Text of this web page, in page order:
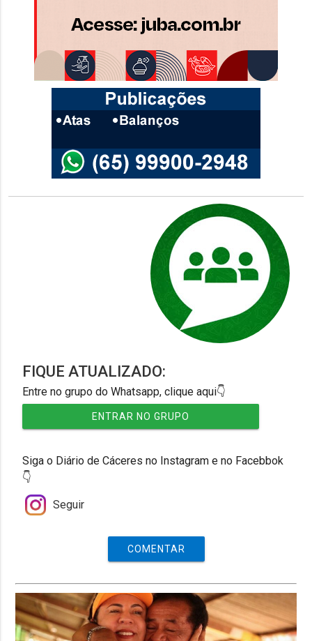
FIQUE ATUALIZADO:
Entre no grupo do Whatsapp, clique aqui👇
ENTRAR NO GRUPO
Siga o Diário de Cáceres no Instagram e no Facebbok
👇
Seguir
COMENTAR